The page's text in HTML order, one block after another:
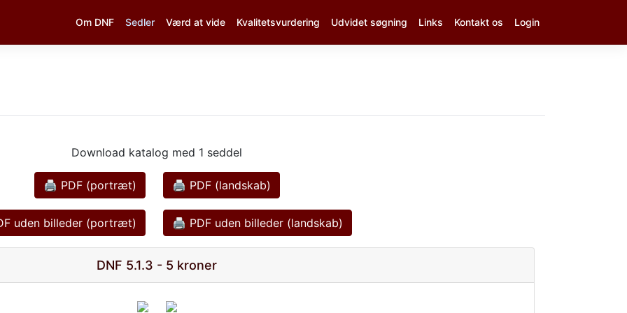
Om DNF Sedler Værd at vide Kvalitetsvurdering Udvidet søgning Links Kontakt os Login
Download katalog med 1 seddel
🖨 PDF (portræt) 🖨 PDF (landskab)
uden billeder (portræt) 🖨 PDF uden billeder (landskab)
DNF 5.1.3 - 5 kroner